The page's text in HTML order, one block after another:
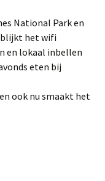
National Park en
blijkt het wifi
en lokaal inbellen
eten bij
ook nu smaakt het